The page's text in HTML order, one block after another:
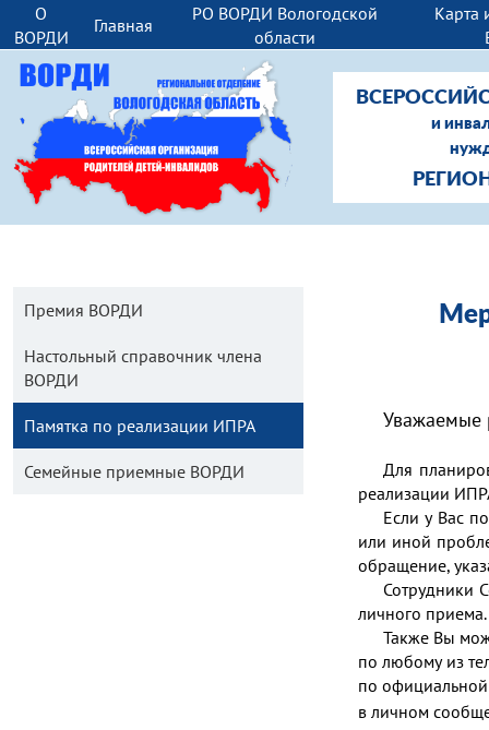
О
ВОРДИ
Главная
РО ВОРДИ Вологодской
области
Карта
и
Уважаемые
Для
реализации
Если у Вас
или иной
обращение,
Сотрудники
личного приема.
Также Вы
по любому из
по
в личном
Премия ВОРДИ
Настольный справочник члена
ВОРДИ
Памятка по реализации ИПРА
Семейные приемные ВОРДИ